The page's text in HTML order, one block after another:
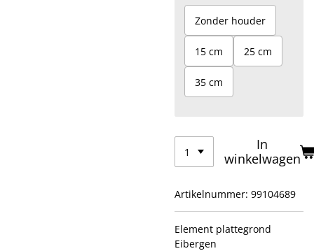
Zonder houder
15 cm 25 cm
35 cm
In
winkelwagen
Artikelnummer: 99104689
Element plattegrond
Eibergen